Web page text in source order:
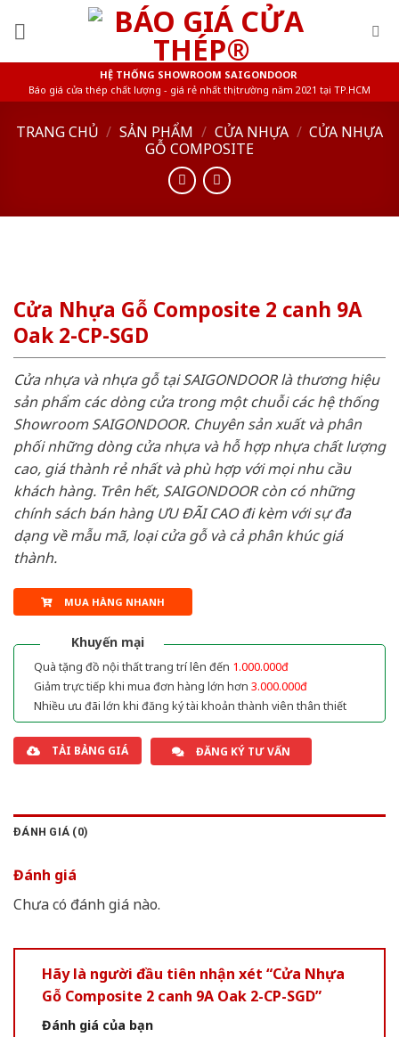
HỆ THỐNG SHOWROOM SAIGONDOOR
Báo giá cửa thép chất lượng - giá rẻ nhất thị trường năm 2021 tại TP.HCM
TRANG CHỦ / SẢN PHẨM / CỬA NHỰA / CỬA NHỰA
GỖ COMPOSITE
Cửa Nhựa Gỗ Composite 2 canh 9A
Oak 2-CP-SGD
Cửa nhựa và nhựa gỗ tại SAIGONDOOR là thương hiệu
sản phẩm các dòng cửa trong một chuỗi các hệ thống
Showroom SAIGONDOOR. Chuyên sản xuất và phân
phối những dòng cửa nhựa và hỗ hợp nhựa chất lượng
cao, giá thành rẻ nhất và phù hợp với mọi nhu cầu
khách hàng. Trên hết, SAIGONDOOR còn có những
chính sách bán hàng ƯU ĐÃI CAO đi kèm với sự đa
dạng về mẫu mã, loại cửa gỗ và cả phân khúc giá
thành.
MUA HÀNG NHANH
Khuyến mại
Quà tặng đồ nội thất trang trí lên đến 1.000.000đ
Giảm trực tiếp khi mua đơn hàng lớn hơn 3.000.000đ
Nhiều ưu đãi lớn khi đăng ký tài khoản thành viên thân thiết
TẢI BẢNG GIÁ ĐĂNG KÝ TƯ VẤN
ĐÁNH GIÁ (0)
Đánh giá
Chưa có đánh giá nào.
Hãy là người đầu tiên nhận xét “Cửa Nhựa
Gỗ Composite 2 canh 9A Oak 2-CP-SGD”
Đánh giá của bạn